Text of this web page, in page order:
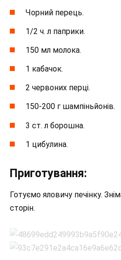
Чорний перець.
1/2 ч. л паприки.
150 мл молока.
1 кабачок.
2 червоних перці.
150-200 г шампіньйонів.
3 ст. л борошна.
1 цибулина.
Приготування:
Готуємо яловичу печінку.
сторін.